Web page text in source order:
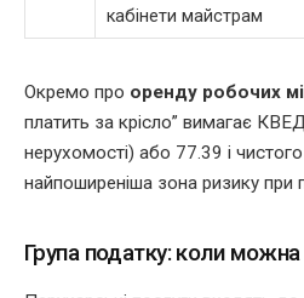
кабінети майстрам
Окремо про оренду робочих
платить за крісло” вимагає
нерухомості) або 77.39 і
найпоширеніша зона ризику при
Група податку: коли